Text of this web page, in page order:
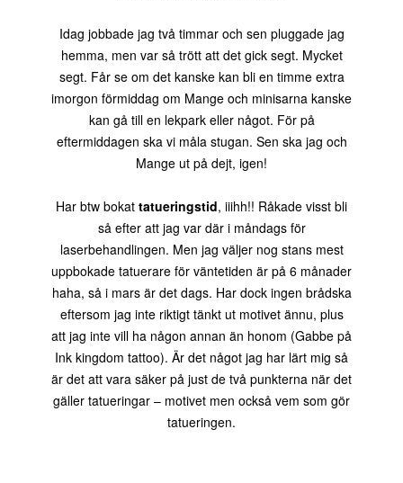
Idag jobbade jag två timmar och sen pluggade jag
hemma, men var så trött att det gick segt. Mycket
segt. Får se om det kanske kan bli en timme extra
imorgon förmiddag om Mange och minisarna kanske
kan gå till en lekpark eller något. För på
eftermiddagen ska vi måla stugan. Sen ska jag och
Mange ut på dejt, igen!
Har btw bokat tatueringstid, iiihh!! Råkade visst bli
så efter att jag var där i måndags för
laserbehandlingen. Men jag väljer nog stans mest
uppbokade tatuerare för väntetiden är på 6 månader
haha, så i mars är det dags. Har dock ingen brådska
eftersom jag inte riktigt tänkt ut motivet ännu, plus
att jag inte vill ha någon annan än honom (Gabbe på
Ink kingdom tattoo). Är det något jag har lärt mig så
är det att vara säker på just de två punkterna när det
gäller tatueringar – motivet men också vem som gör
tatueringen.